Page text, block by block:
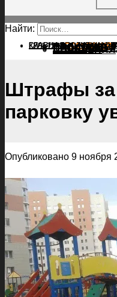
Найти:
ГЛАВНАЯПОЛИТИКА
КУЛЬТУРАПОСЕЛЕНИЯ
ПОЛИТИКА
СПОРТ
КУЛЬТУРА
ПОСЕЛЕНИЯ
Штрафы за
парковку
Опубликовано 9 ноября